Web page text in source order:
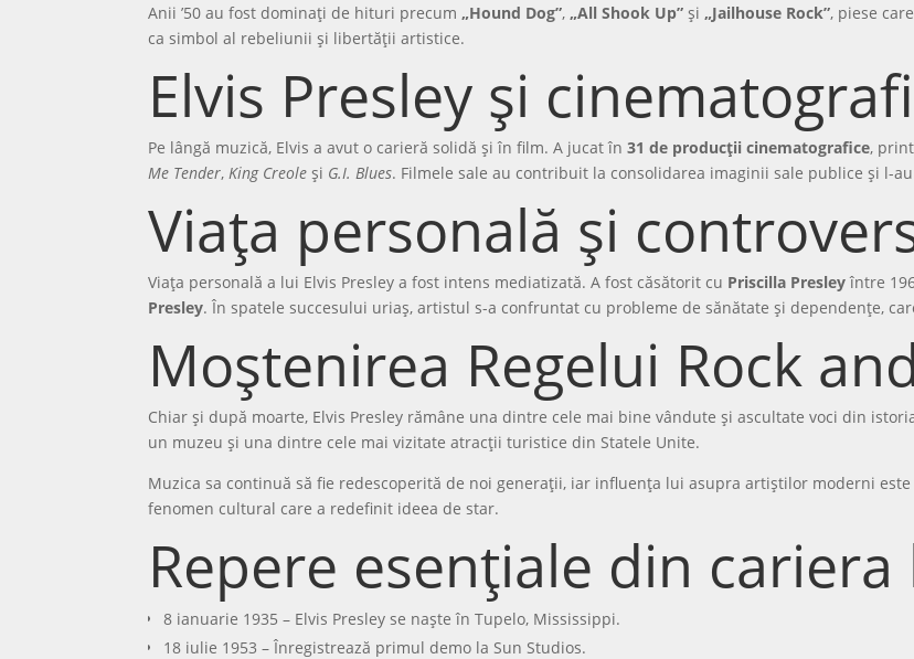
Anii ’50 au fost dominați de hituri precum„Hound Dog”,„All Shook Up” și„Jailhouse Rock”, piese
ca simbol al rebeliunii și libertății artistice.
Elvis Presley și
Pe lângă muzică, Elvis a avut o carieră solidă și în film. A jucat în31 de producții cinematografice,
Me Tender,King Creole și G.I. Blues. Filmele sale au contribuit la consolidarea imaginii sale publice și l-
Viața personală și
Viața personală a lui Elvis Presley a fost intens mediatizată. A fost căsătorit cu Priscilla Presleyîntre
Presley. În spatele succesului uriaș, artistul s-a confruntat cu probleme de sănătate și dependențe,
Moștenirea Regelui Rock
Chiar și după moarte, Elvis Presley rămâne una dintre cele mai bine vândute și ascultate voci din
un muzeu și una dintre cele mai vizitate atracții turistice din Statele Unite.
Muzica sa continuă să fie redescoperită de noi generații, iar influența lui asupra artiștilor moderni
fenomen cultural care a redefinit ideea de star.
Repere esențiale din cariera
8 ianuarie 1935 – Elvis Presley se naște în Tupelo, Mississippi.
18 iulie 1953 – Înregistrează primul demo la Sun Studios.